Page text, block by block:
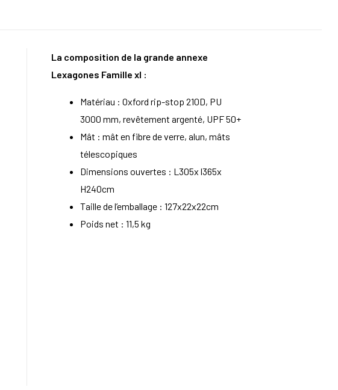
La composition de la grande annexe
Lexagones Famille xl :
Matériau : Oxford rip-stop 210D, PU
3000 mm, revêtement argenté, UPF 50+
Mât : mât en fibre de verre, alun, mâts
télescopiques
Dimensions ouvertes : L305x l365x
H240cm
Taille de l’emballage : 127x22x22cm
Poids net : 11,5 kg